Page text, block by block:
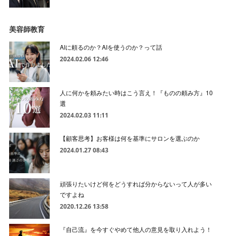
美容師教育
AIに頼るのか？AIを使うのか？って話
2024.02.06 12:46
人に何かを頼みたい時はこう言え！『ものの頼み方』10
選
2024.02.03 11:11
【顧客思考】お客様は何を基準にサロンを選ぶのか
2024.01.27 08:43
頑張りたいけど何をどうすれば分からないって人が多い
ですよね
2020.12.26 13:58
『自己流』を今すぐやめて他人の意見を取り入れよう！